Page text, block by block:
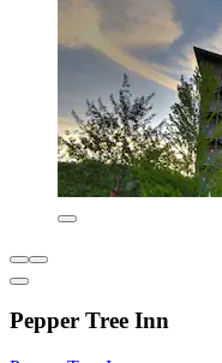
Pepper Tree Inn